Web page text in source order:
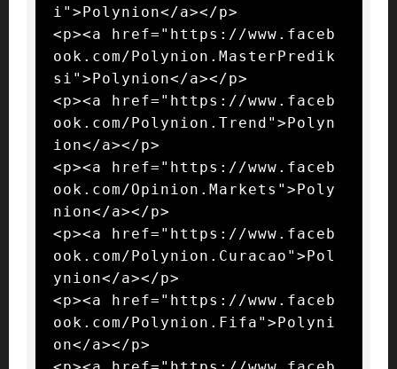
i">Polynion</a></p>
<p><a href="https://www.faceb
ook.com/Polynion.MasterPredik
si">Polynion</a></p>
<p><a href="https://www.faceb
ook.com/Polynion.Trend">Polyn
ion</a></p>
<p><a href="https://www.faceb
ook.com/Opinion.Markets">Poly
nion</a></p>
<p><a href="https://www.faceb
ook.com/Polynion.Curacao">Pol
ynion</a></p>
<p><a href="https://www.faceb
ook.com/Polynion.Fifa">Polyni
on</a></p>